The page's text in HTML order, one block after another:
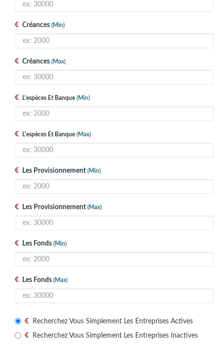
Créances (min)
Créances (max)
L'espèces Et Banque (min)
L'espèces Et Banque (max)
Les Provisionnement (min)
Les Provisionnement (max)
Les Fonds (min)
Les Fonds (max)
Recherchez Vous Simplement Les Entreprises Actives
Recherchez Vous Simplement Les Entreprises Inactives